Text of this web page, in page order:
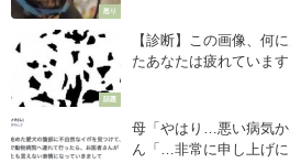
怒り
話題
【診断】この画像、何
たあなたは疲れています
母「やはり…悪い病気かなに
ん「…非常に申し上げ